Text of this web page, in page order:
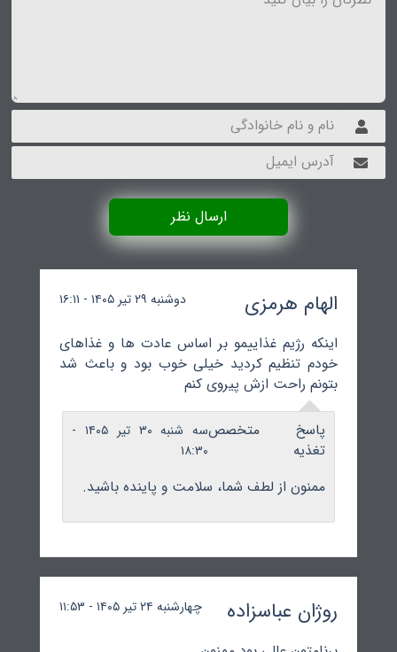
ارسال نظر
الهام هرمزی دوشنبه ۲۹ تیر ۱۴۰۵ - ۱۶:۱۱
اینکه رژیم غذاییمو بر اساس عادت ها و غذاهای
خودم تنظیم کردید خیلی خوب بود و باعث شد
بتونم راحت ازش پیروی کنم
پاسخ متخصص
تغذیه
سه شنبه ۳۰ تیر ۱۴۰۵ -
۱۸:۳۰
ممنون از لطف شما، سلامت و پاینده باشید.
روژان عباسزاده چهارشنبه ۲۴ تیر ۱۴۰۵ - ۱۱:۵۳